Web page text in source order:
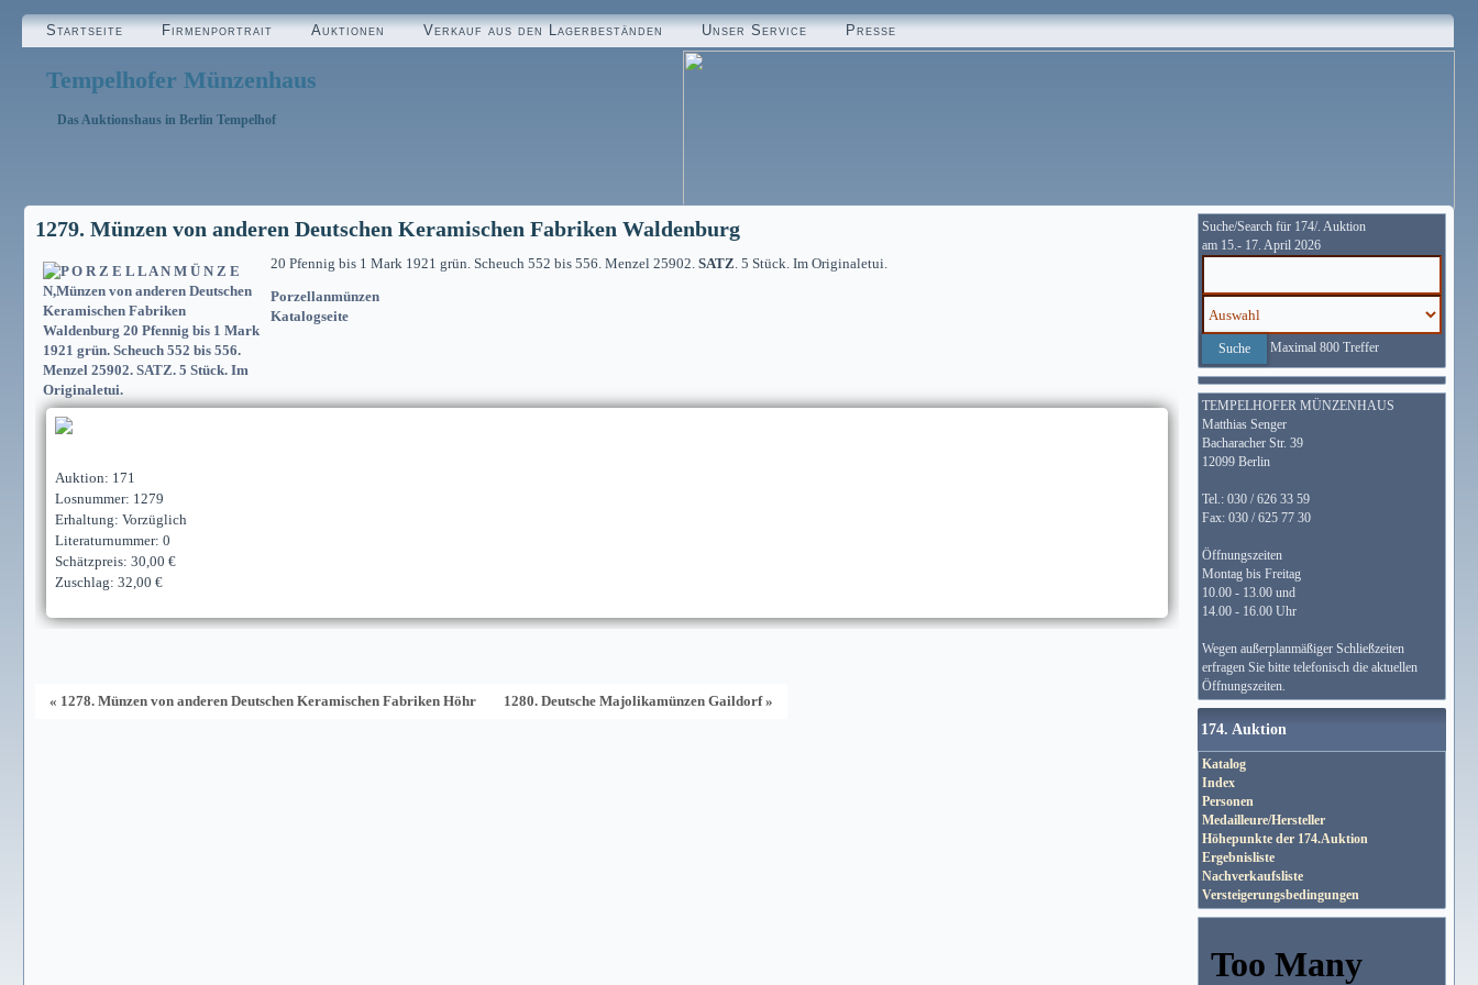
Startseite Firmenportrait Auktionen Verkauf aus den Lagerbeständen Unser Service Presse
Tempelhofer Münzenhaus
Das Auktionshaus in Berlin Tempelhof
1279. Münzen von anderen Deutschen Keramischen Fabriken Waldenburg
20 Pfennig bis 1 Mark 1921 grün. Scheuch 552 bis 556. Menzel 25902. SATZ. 5 Stück. Im Originaletui.
Porzellanmünzen
Katalogseite
Auktion: 171
Losnummer: 1279
Erhaltung: Vorzüglich
Literaturnummer: 0
Schätzpreis: 30,00 €
Zuschlag: 32,00 €
« 1278. Münzen von anderen Deutschen Keramischen Fabriken Höhr 1280. Deutsche Majolikamünzen Gaildorf »
Suche/Search für 174/. Auktion
am 15.- 17. April 2026
Maximal 800 Treffer
TEMPELHOFER MÜNZENHAUS
Matthias Senger
Bacharacher Str. 39
12099 Berlin
Tel.: 030 / 626 33 59
Fax: 030 / 625 77 30
Öffnungszeiten
Montag bis Freitag
10.00 - 13.00 und
14.00 - 16.00 Uhr
Wegen außerplanmäßiger Schließzeiten
erfragen Sie bitte telefonisch die aktuellen
Öffnungszeiten.
174. Auktion
Katalog
Index
Personen
Medailleure/Hersteller
Höhepunkte der 174.Auktion
Ergebnisliste
Nachverkaufsliste
Versteigerungsbedingungen